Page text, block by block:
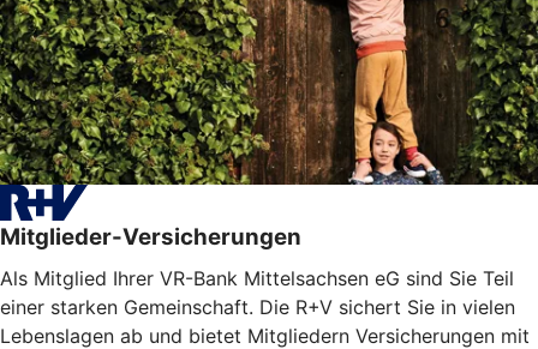
Mitglieder-Versicherungen
Als Mitglied Ihrer VR-Bank Mittelsachsen eG sind Sie Teil
einer starken Gemeinschaft. Die R+V sichert Sie in vielen
Lebenslagen ab und bietet Mitgliedern Versicherungen mit